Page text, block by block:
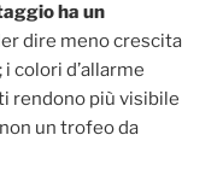
ha un
dire meno crescita
colori d’allarme
rendono più visibile
un trofeo da